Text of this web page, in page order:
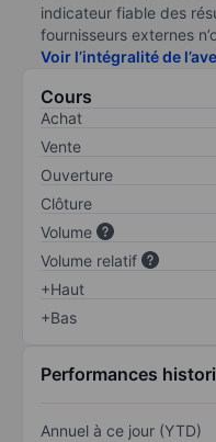
indicateur fiable des
fournisseurs externes
Voir l’intégralité de
Cours
Achat
Vente
Ouverture
Clôture
Volume
Volume relatif
+Haut
+Bas
Performances
Annuel à ce jour (YTD)